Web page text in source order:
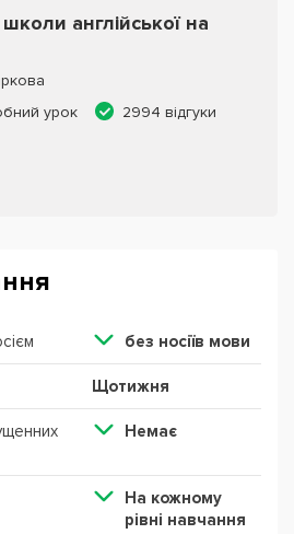
англійської на
урок
2994 відгуки
без ноcіїв мови
Щотижня
Немає
На кожному
рівні навчання